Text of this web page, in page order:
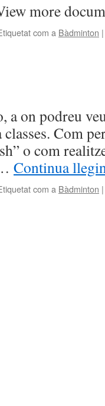
more
com a Bàdminton |
on podreu
Com
o com
Continua
com a Bàdminton |